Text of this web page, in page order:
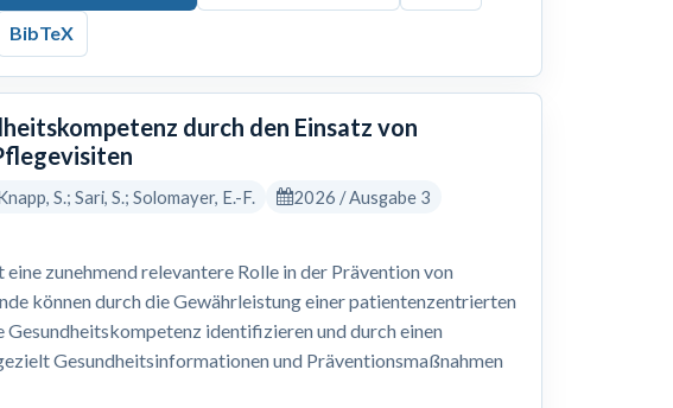
BibTeX
durch den Einsatz von
S.; Sari, S.; Solomayer, E.-F.
2026 / Ausgabe 3
zunehmend relevantere Rolle in der Prävention von
können durch die Gewährleistung einer patientenzentrierten
identifizieren und durch einen
Gesundheitsinformationen und Präventionsmaßnahmen